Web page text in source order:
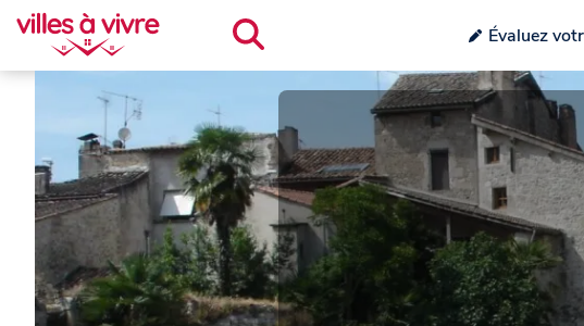
Évaluez